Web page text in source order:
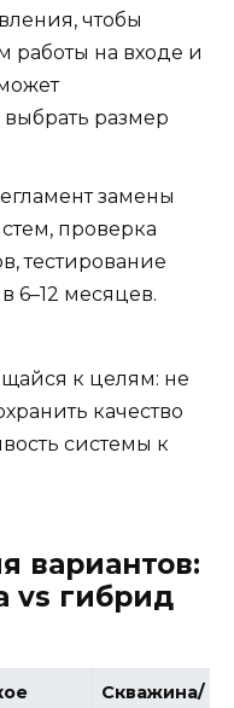
чтобы
работы на входе и
выбрать размер
замены
проверка
тестирование
6–12 месяцев.
к целям: не
качество
системы к
вариантов:
vs гибрид
Скважина/